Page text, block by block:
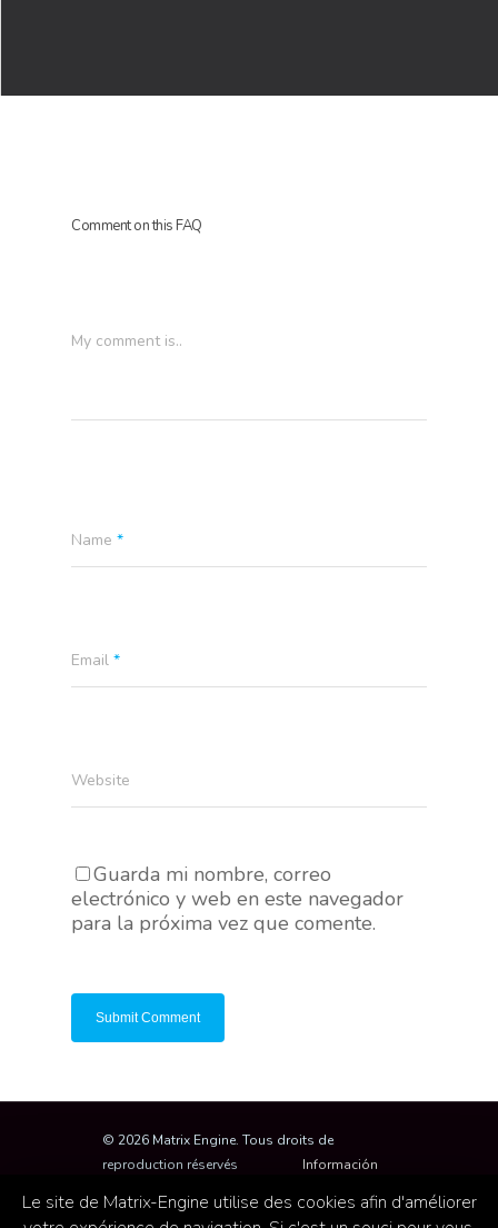
Comment on this FAQ
My comment is..
Name *
Email *
Website
Guarda mi nombre, correo
electrónico y web en este navegador
para la próxima vez que comente.
© 2026 Matrix Engine. Tous droits de
reproduction réservés
Información
Le site de Matrix-Engine utilise des cookies afin d'améliorer